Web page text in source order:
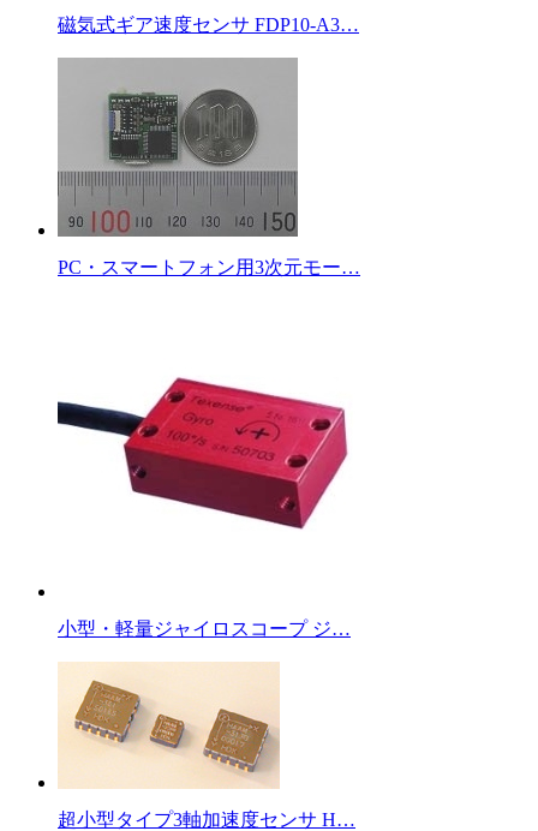
磁気式ギア速度センサ FDP10-A3…
PC・スマートフォン用3次元モー…
小型・軽量ジャイロスコープ ジ…
超小型タイプ3軸加速度センサ H…